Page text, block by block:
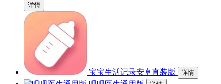
详情
宝宝生活记录安卓直装版 详情